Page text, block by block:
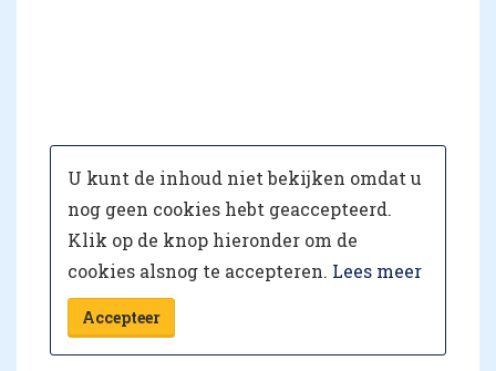
U kunt de inhoud niet bekijken omdat u
nog geen cookies hebt geaccepteerd.
Klik op de knop hieronder om de
cookies alsnog te accepteren. Lees meer
Accepteer